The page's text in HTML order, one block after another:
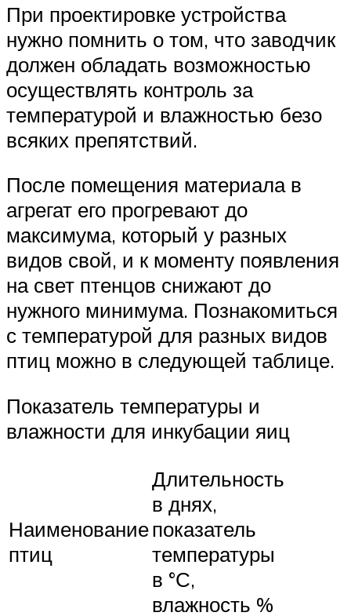
При проектировке устройства
нужно помнить о том, что заводчик
должен обладать возможностью
осуществлять контроль за
температурой и влажностью безо
всяких препятствий.
После помещения материала в
агрегат его прогревают до
максимума, который у разных
видов свой, и к моменту появления
на свет птенцов снижают до
нужного минимума. Познакомиться
с температурой для разных видов
птиц можно в следующей таблице.
Показатель температуры и
влажности для инкубации яиц
Наименование
птиц
Длительность
в днях,
показатель
температуры
в °С,
влажность %